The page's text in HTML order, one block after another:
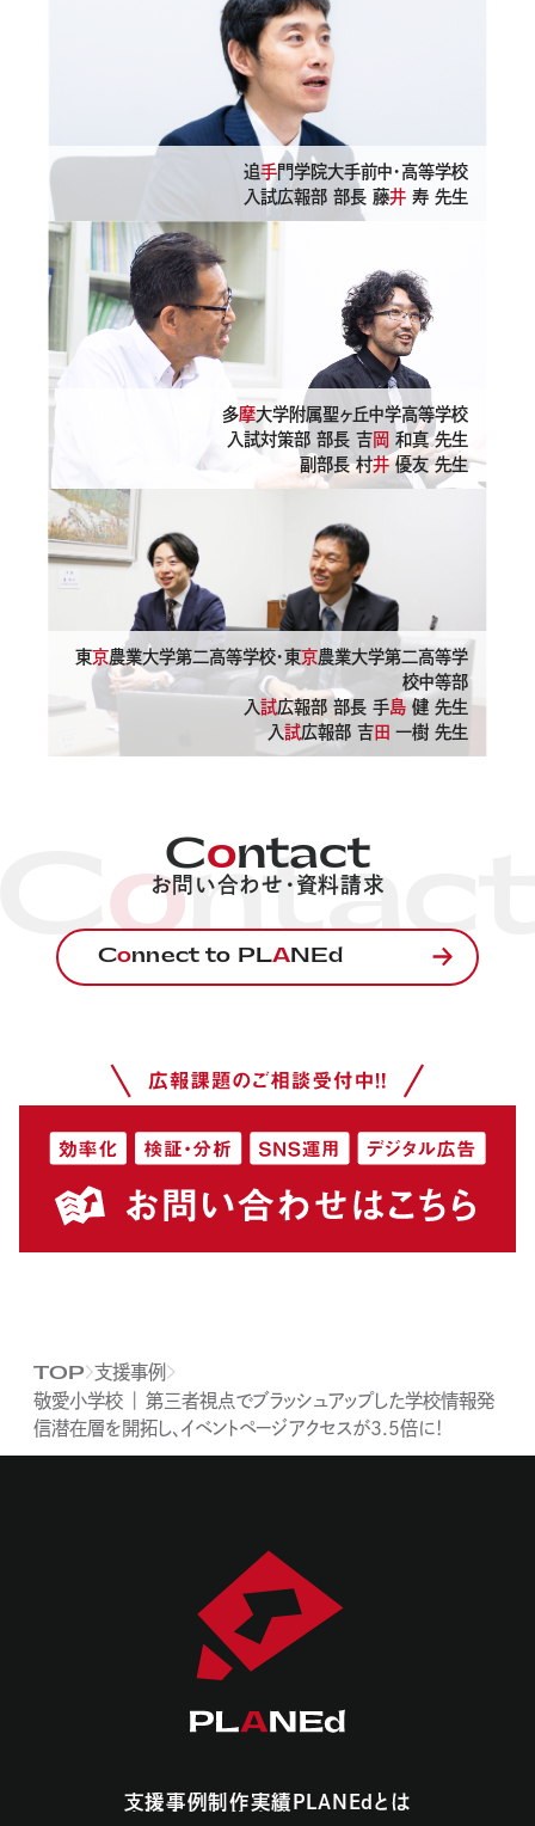
追手門学院大手前中・高等学校
入試広報部 部長 藤井 寿 先生
多摩大学附属聖ヶ丘中学高等学校
入試対策部 部長 吉岡 和真 先生
副部長 村井 優友 先生
東京農業大学第二高等学校・東京農業大学第二高等学
校中等部
入試広報部 部長 手島 健 先生
入試広報部 吉 田 一樹 先生
oContact
お問い合わせ・資料請求
Connect to PLA NEd
TOP
支援事例
敬愛小学校 ｜ 第三者視点でブラッシュアップした学校情報発
信潜在層を開拓し、イベントページアクセスが3.5倍に！
支援事例制作実績 PLANEdとは